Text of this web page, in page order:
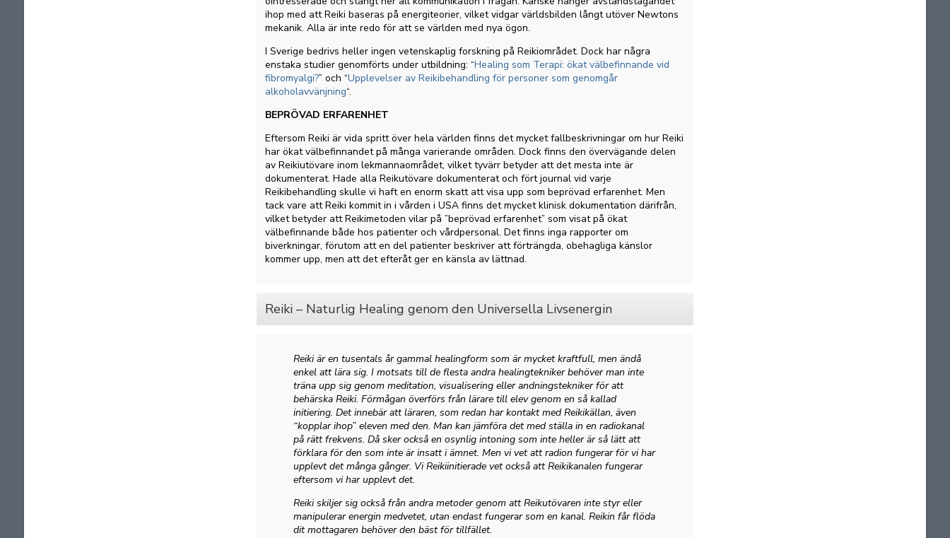
ihop med att Reiki baseras på energiteorier, vilket vidgar världsbilden långt utöver Newtons
mekanik. Alla är inte redo för att se världen med nya ögon.
I Sverige bedrivs heller ingen vetenskaplig forskning på Reikiområdet. Dock har några
enstaka studier genomförts under utbildning: “Healing som Terapi: ökat välbefinnande vid
fibromyalgi?” och “Upplevelser av Reikibehandling för personer som genomgår
alkoholavvänjning“.
BEPRÖVAD ERFARENHET
Eftersom Reiki är vida spritt över hela världen finns det mycket fallbeskrivningar om hur Reiki
har ökat välbefinnandet på många varierande områden. Dock finns den övervägande delen
av Reikiutövare inom lekmannaområdet, vilket tyvärr betyder att det mesta inte är
dokumenterat. Hade alla Reikutövare dokumenterat och fört journal vid varje
Reikibehandling skulle vi haft en enorm skatt att visa upp som beprövad erfarenhet. Men
tack vare att Reiki kommit in i vården i USA finns det mycket klinisk dokumentation därifrån,
vilket betyder att Reikimetoden vilar på ”beprövad erfarenhet” som visat på ökat
välbefinnande både hos patienter och vårdpersonal. Det finns inga rapporter om
biverkningar, förutom att en del patienter beskriver att förträngda, obehagliga känslor
kommer upp, men att det efteråt ger en känsla av lättnad.
Reiki – Naturlig Healing genom den Universella Livsenergin
Reiki är en tusentals år gammal healingform som är mycket kraftfull, men ändå
enkel att lära sig. I motsats till de flesta andra healingtekniker behöver man inte
träna upp sig genom meditation, visualisering eller andningstekniker för att
behärska Reiki. Förmågan överförs från lärare till elev genom en så kallad
initiering. Det innebär att läraren, som redan har kontakt med Reikikällan, även
“kopplar ihop” eleven med den. Man kan jämföra det med ställa in en radiokanal
på rätt frekvens. Då sker också en osynlig intoning som inte heller är så lätt att
förklara för den som inte är insatt i ämnet. Men vi vet att radion fungerar för vi har
upplevt det många gånger. Vi Reikiinitierade vet också att Reikikanalen fungerar
eftersom vi har upplevt det.
Reiki skiljer sig också från andra metoder genom att Reikutövaren inte styr eller
manipulerar energin medvetet, utan endast fungerar som en kanal. Reikin får flöda
dit mottagaren behöver den bäst för tillfället.